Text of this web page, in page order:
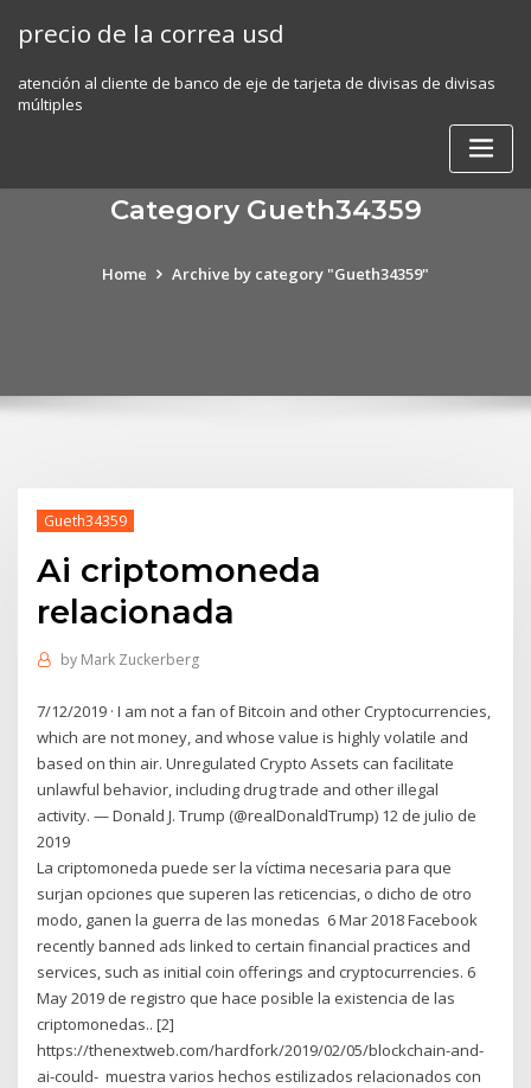
precio de la correa usd
atención al cliente de banco de eje de tarjeta de divisas de divisas
múltiples
Category Gueth34359
Home Archive by category "Gueth34359"
Gueth34359
Ai criptomoneda
relacionada
by Mark Zuckerberg
7/12/2019 · I am not a fan of Bitcoin and other Cryptocurrencies,
which are not money, and whose value is highly volatile and
based on thin air. Unregulated Crypto Assets can facilitate
unlawful behavior, including drug trade and other illegal
activity. — Donald J. Trump (@realDonaldTrump) 12 de julio de
2019
La criptomoneda puede ser la víctima necesaria para que
surjan opciones que superen las reticencias, o dicho de otro
modo, ganen la guerra de las monedas 6 Mar 2018 Facebook
recently banned ads linked to certain financial practices and
services, such as initial coin offerings and cryptocurrencies. 6
May 2019 de registro que hace posible la existencia de las
criptomonedas.. [2]
https://thenextweb.com/hardfork/2019/02/05/blockchain-and-
ai-could- muestra varios hechos estilizados relacionados con